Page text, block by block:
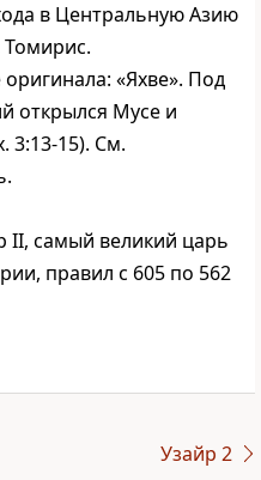
в Центральную Азию
Томирис.
«Яхве». Под
открылся Мусе и
3:13-15). См.
II, самый великий царь
правил с 605 по 562
Узайр 2